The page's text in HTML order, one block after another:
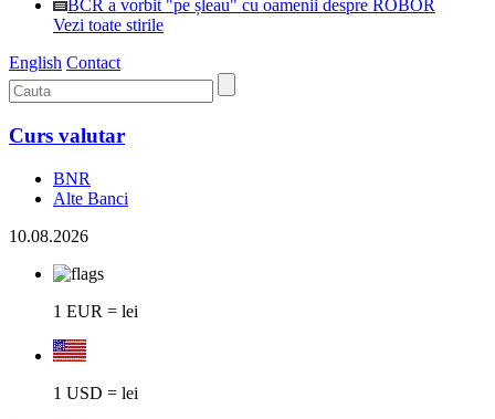
BCR a vorbit "pe șleau" cu oamenii despre ROBOR
Vezi toate stirile
English Contact
Curs valutar
BNR
Alte Banci
10.08.2026
1 EUR = lei
1 USD = lei